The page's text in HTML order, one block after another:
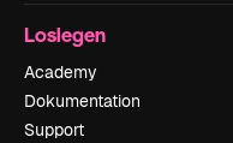
Loslegen
Academy
Dokumentation
Support